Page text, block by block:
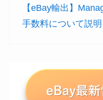
【eBay輸出】
手数料について説